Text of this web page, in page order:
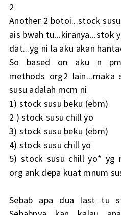
2
Another 2 botoi...stock
ais bwah tu...kiranya...stok
dat...yg ni la aku akan
So based on aku n
methods org2 lain...maka
susu adalah mcm ni
1) stock susu beku (ebm)
2 ) stock susu chill yo
3) stock susu beku (ebm)
4) stock susu chill yo
5) stock susu chill yo* yg
org ank depa kuat mnum
Sebab apa dua last tu